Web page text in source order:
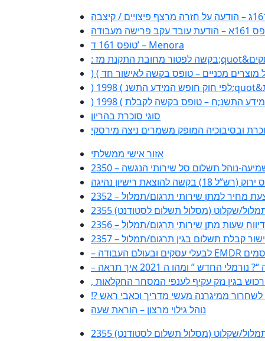
עקב פרישה מעבודה
טופס 161 ד’ – Menora
סוגי סוכרת בהריון
ובסיבוכיה המופק משמרים ניצה מירסקי
אזור אישי ממשלתי
שמיעה-נוהל תשלום סל שירותי הנגשה
18) בקשה להוצאת רישיון נהיגה
– הצעת מחיר למתן שירותי תרגום/תמלול
תמלול/שקלוט (מסלול תשלום לסטודנט)
דיווח שעות מתן שירותי תרגום/תמלול
– אישור קבלת תשלום בגין תרגום/תמלול
החדש ” ומהו ה 2021 איך תראה
לשחרור ממיגרנה מעשי מדריך וכאבי ראש
נוהל גילוי מרצון – הוראת שעה
תמלול/שקלוט (מסלול תשלום לסטודנט)